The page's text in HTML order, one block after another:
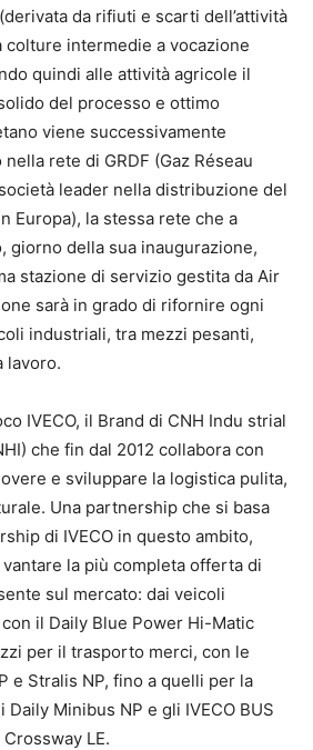
da rifiuti e scarti dell’attività
colture intermedie a vocazione
quindi alle attività agricole il
del processo e ottimo
viene successivamente
rete di GRDF (Gaz Réseau
leader nella distribuzione del
Europa), la stessa rete che a
giorno della sua inaugurazione,
stazione di servizio gestita da Air
sarà in grado di rifornire ogni
industriali, tra mezzi pesanti,
lavoro.
IVECO, il Brand di CNH Indu strial
che fin dal 2012 collabora con
e sviluppare la logistica pulita,
Una partnership che si basa
di IVECO in questo ambito,
la più completa offerta di
sul mercato: dai veicoli
il Daily Blue Power Hi-Matic
per il trasporto merci, con le
e Stralis NP, fino a quelli per la
Daily Minibus NP e gli IVECO BUS
LE.